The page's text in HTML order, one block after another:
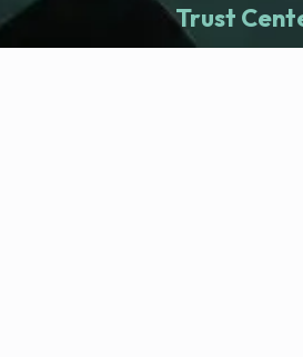
Trust